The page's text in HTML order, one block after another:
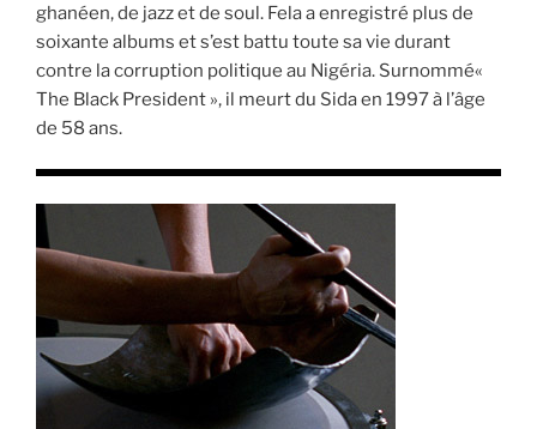
ghanéen, de jazz et de soul. Fela a enregistré plus de
soixante albums et s’est battu toute sa vie durant
contre la corruption politique au Nigéria. Surnommé«
The Black President », il meurt du Sida en 1997 à l’âge
de 58 ans.